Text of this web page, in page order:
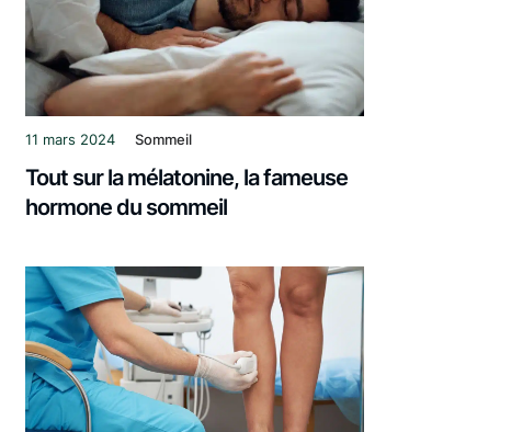
11 mars 2024 Sommeil
Tout sur la mélatonine, la fameuse
hormone du sommeil